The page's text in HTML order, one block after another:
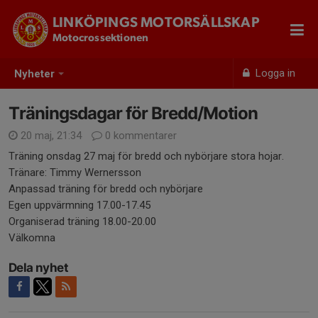
Nyheter Logga in
LINKÖPINGS MOTORSÄLLSKAP
Motocrossektionen
Träningsdagar för Bredd/Motion
20 maj, 21:34
0 kommentarer
Träning onsdag 27 maj för bredd och nybörjare stora hojar.
Tränare: Timmy Wernersson
Anpassad träning för bredd och nybörjare
Egen uppvärmning 17.00-17.45
Organiserad träning 18.00-20.00
Välkomna
Dela nyhet